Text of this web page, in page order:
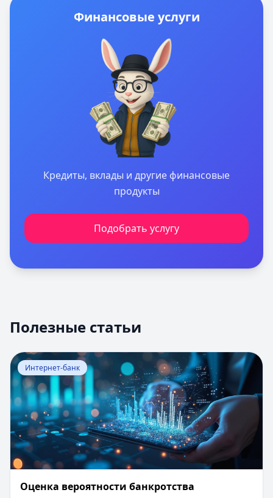
Финансовые услуги
Кредиты, вклады и другие финансовые
продукты
Подобрать услугу
Полезные статьи
Перейти к статье:Оценка вероятности банкротства
Интернет-банк
Оценка вероятности банкротства